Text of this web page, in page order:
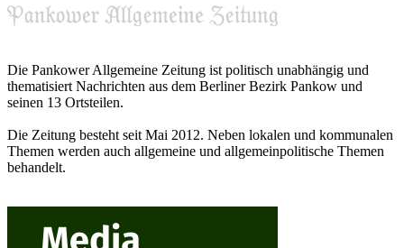
Die Pankower Allgemeine Zeitung ist politisch unabhängig und
thematisiert Nachrichten aus dem Berliner Bezirk Pankow und
seinen 13 Ortsteilen.
Die Zeitung besteht seit Mai 2012. Neben lokalen und kommunalen
Themen werden auch allgemeine und allgemeinpolitische Themen
behandelt.